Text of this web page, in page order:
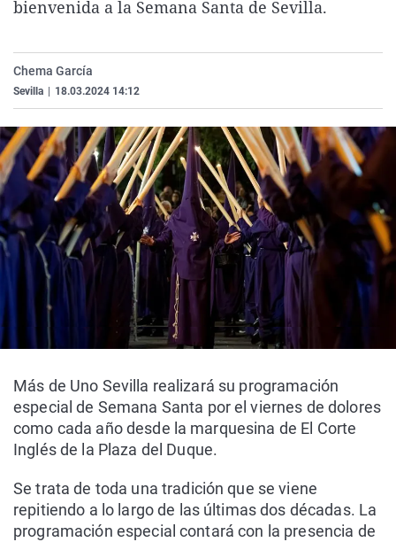
La rosa de los vientos
Caso
Operación Viuda
Extremadura
Navarra
País Vasco
Virales
bienvenida a la Semana Santa de Sevilla.
Chema García
Sevilla 18.03.2024 14:12
Más de Uno Sevilla realizará su programación
especial de Semana Santa por el viernes de dolores
como cada año desde la marquesina de El Corte
Inglés de la Plaza del Duque.
Se trata de toda una tradición que se viene
repitiendo a lo largo de las últimas dos décadas. La
programación especial contará con la presencia de